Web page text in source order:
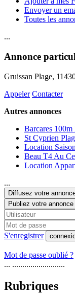
Envoyer un
Toutes les
...
Annonce
Gruissan Plage,
Appeler Contacter
Autres annonces
Barcares
St Cyprien
Location
Beau T4 Au
Location
...
Diffusez votre
Publiez votre annonce
S'enregistrer
Mot de passe oublié ?
... ..........................
Rubriques